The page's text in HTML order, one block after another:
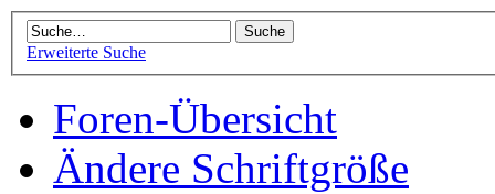
Erweiterte Suche
Foren-Übersicht
Ändere Schriftgröße